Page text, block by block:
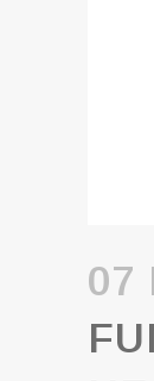
07